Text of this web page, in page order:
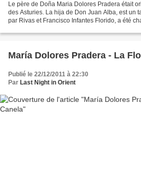
Le père de Doña Maria Dolores Pradera était
des Asturies. La hija de Don Juan Alba, est un
par Rivas et Francisco Infantes Florido, a été
María Dolores Pradera - La
Publié le 22/12/2011 à 22:30
Par Last Night in Orient